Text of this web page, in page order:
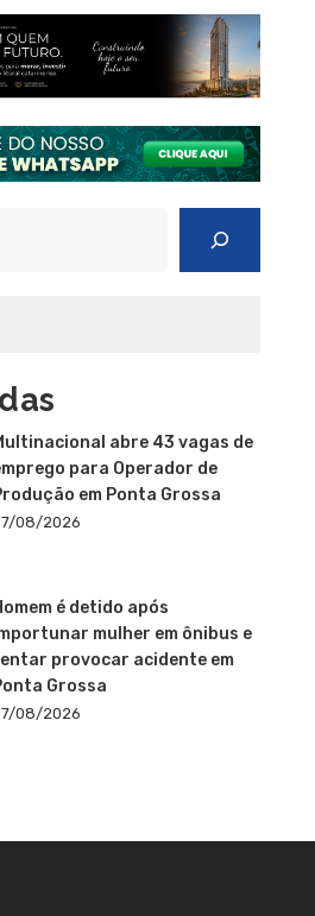
abre 43 vagas de
para Operador de
em Ponta Grossa
08/2026
é detido após
mulher em ônibus e
provocar acidente em
Grossa
08/2026